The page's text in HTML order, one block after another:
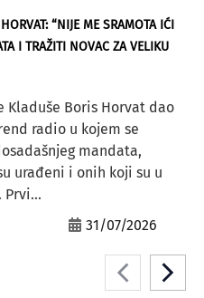
“NIJE ME SRAMOTA IĆI
I TRAŽITI NOVAC ZA VELIKU
Kladuše Boris Horvat dao
radio u kojem se
mandata,
urađeni i onih koji su u
31/07/2026